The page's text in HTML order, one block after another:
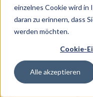
einzelnes Cookie wird in
daran zu erinnern, dass
werden möchten.
Cookie-
Alle akzeptieren
Alle Downloads